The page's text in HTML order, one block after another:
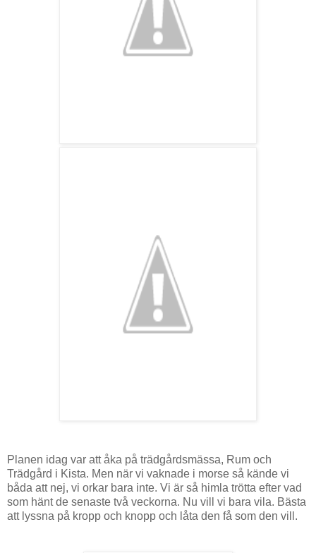
Planen idag var att åka på trädgårdsmässa, Rum och
Trädgård i Kista. Men när vi vaknade i morse så kände vi
båda att nej, vi orkar bara inte. Vi är så himla trötta efter vad
som hänt de senaste två veckorna. Nu vill vi bara vila. Bästa
att lyssna på kropp och knopp och låta den få som den vill.